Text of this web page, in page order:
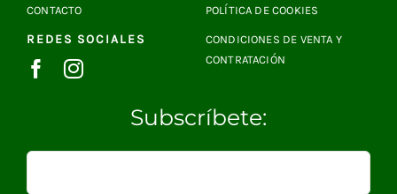
CONTACTO
REDES SOCIALES
POLÍTICA DE COOKIES
CONDICIONES DE VENTA Y
CONTRATACIÓN
Subscríbete: